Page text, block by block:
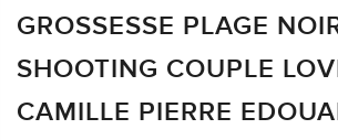
GROSSESSE PLAGE
SHOOTING COUPLE
CAMILLE PIERRE